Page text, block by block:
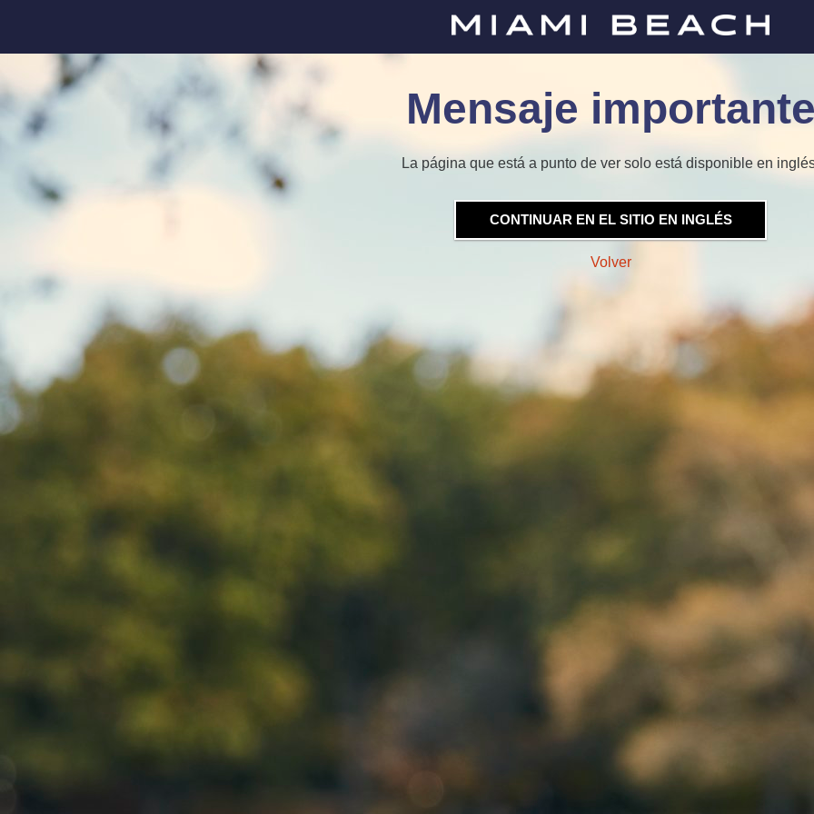
Mensaje
La página que está a punto de ver solo está disponible en
CONTINUAR EN EL SITIO EN INGLÉS
Volver